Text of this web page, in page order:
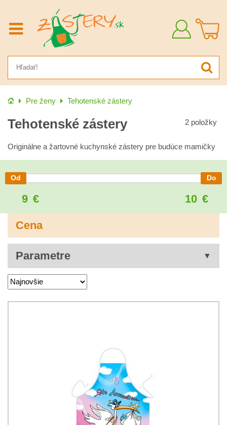
Prihlásiť
Úvod Pre ženy Tehotenské zástery
Tehotenské zástery 2 položky
Originálne a žartovné kuchynské zástery pre budúce mamičky
9 € 10 €
Cena
Parametre